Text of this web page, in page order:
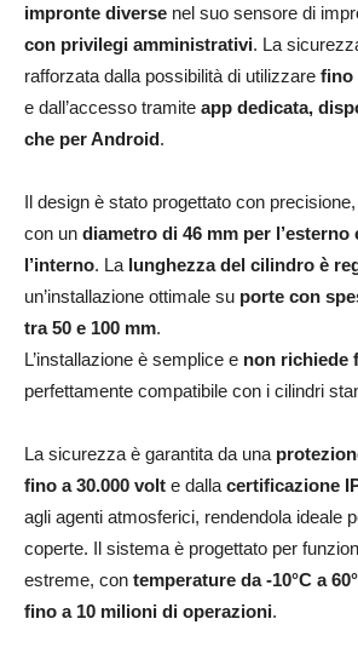
impronte diverse nel suo sensore di
con privilegi amministrativi. La
rafforzata dalla possibilità di utilizzare fino
e dall’accesso tramite app dedicata,
che per Android.
Il design è stato progettato con
con un diametro di 46 mm per l’esterno
l’interno. La lunghezza del cilindro è
un’installazione ottimale su porte con
tra 50 e 100 mm.
L’installazione è semplice e non richiede
perfettamente compatibile con i cilindri
La sicurezza è garantita da una
fino a 30.000 volt e dalla certificazione
agli agenti atmosferici, rendendola ideale
coperte. Il sistema è progettato per
estreme, con temperature da -10°C a
fino a 10 milioni di operazioni.